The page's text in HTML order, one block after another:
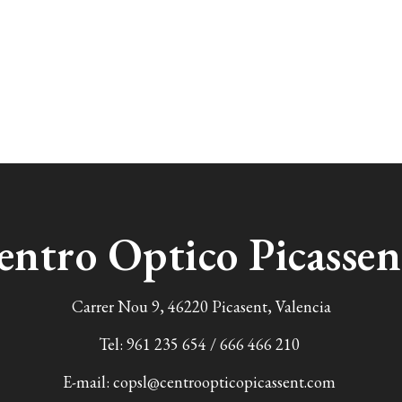
Optico
Carrer Nou 9, 46220 Picasent, Valencia
Tel: 961 235 654 /666 466 210
E-mail: copsl@centroopticopicassent.com